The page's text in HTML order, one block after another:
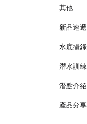
其他
新品速遞
水底攝錄
潛水訓練
潛點介紹
產品分享